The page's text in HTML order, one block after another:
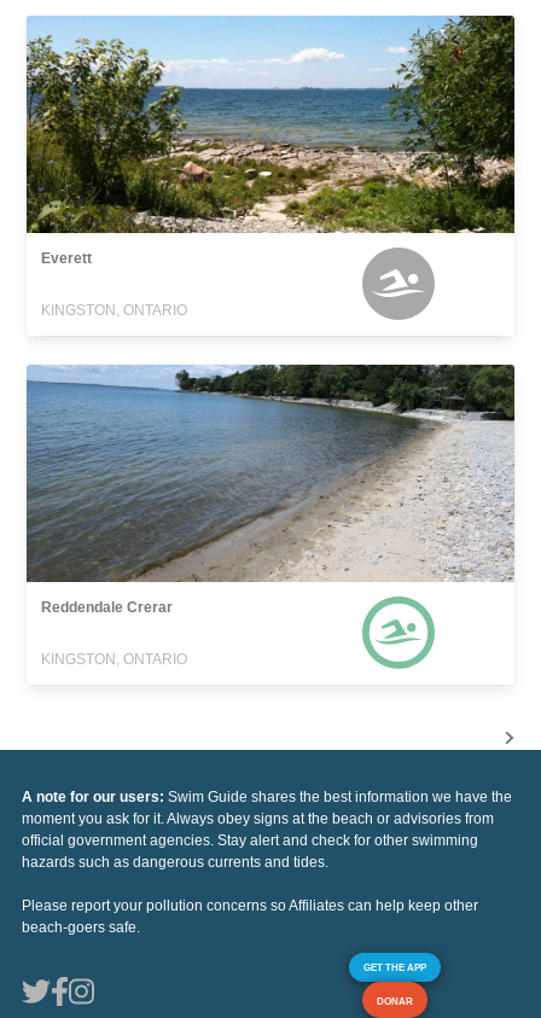
Everett
KINGSTON, ONTARIO
Reddendale Crerar
KINGSTON, ONTARIO
A note for our users: Swim Guide shares the best information we have the
moment you ask for it. Always obey signs at the beach or advisories from
official government agencies. Stay alert and check for other swimming
hazards such as dangerous currents and tides.
Please report your pollution concerns so Affiliates can help keep other
beach-goers safe.
GET THE APP
DONAR